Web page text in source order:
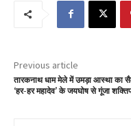
Previous article
तारकनाथ धाम मेले में उमड़ा आस्था का
‘हर-हर महादेव’ के जयघोष से गूंजा